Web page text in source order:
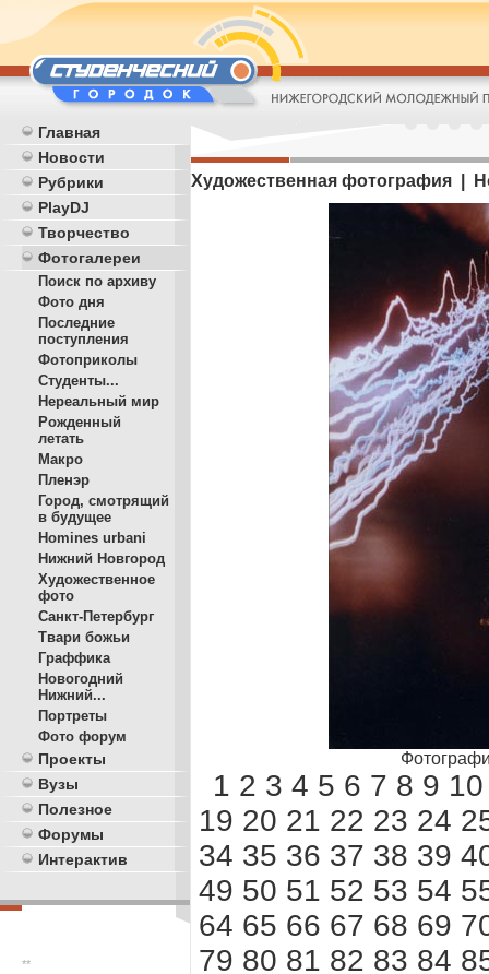
Главная
Новости
Рубрики
PlayDJ
Творчество
Фотогалереи
Поиск по архиву
Фото дня
Последние
поступления
Фотоприколы
Студенты...
Нереальный мир
Рожденный
летать
Макро
Пленэр
Город, смотрящий
в будущее
Homines urbani
Нижний Новгород
Художественное
фото
Санкт-Петербург
Твари божьи
Граффика
Новогодний
Нижний...
Портреты
Фото форум
Проекты
Вузы
Полезное
Форумы
Интерактив
**
Художественная фотография |
1 2 3 4 5 6 7 8 9 10
19 20 21 22 23 24
34 35 36 37 38 39
49 50 51 52 53 54
64 65 66 67 68 69
79 80 81 82 83 84